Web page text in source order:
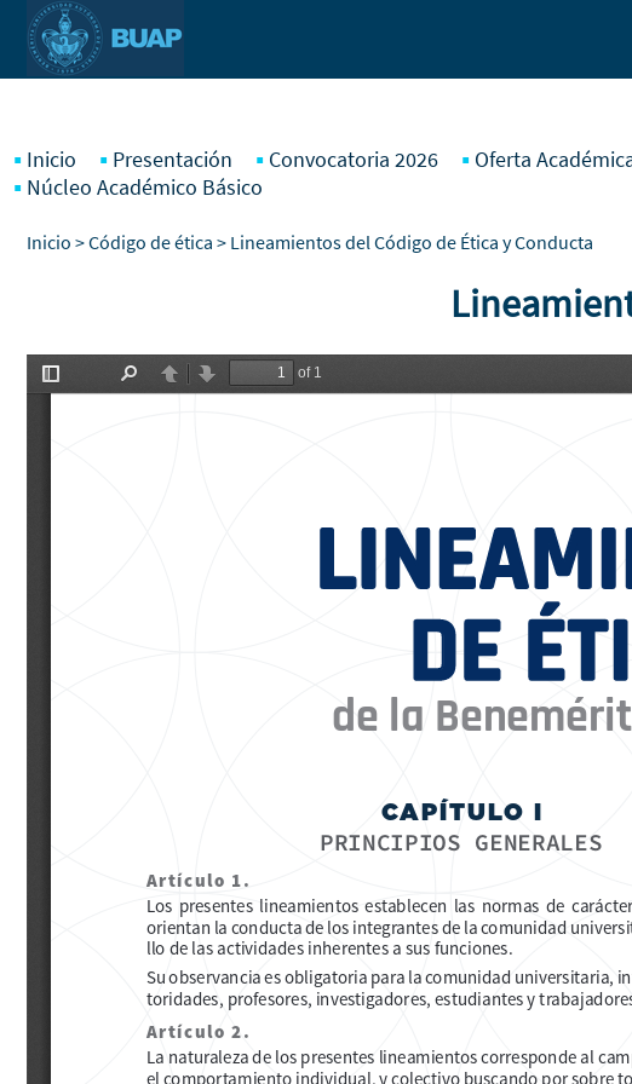
Pasar al contenido principal
Inicio Presentación Convocatoria 2026 Oferta
Núcleo Académico Básico
Inicio >Código de ética > Lineamientos del Código de Ética y Conducta